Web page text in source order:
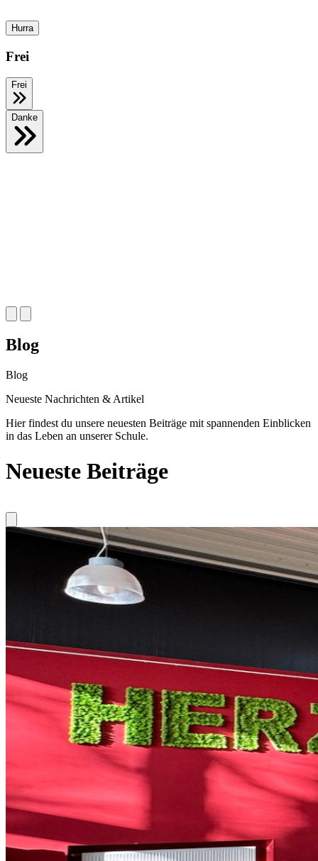
Hurra
Frei
Frei
Danke
Blog
Blog
Neueste Nachrichten & Artikel
Hier findest du unsere neuesten Beiträge mit spannenden Einblicken
in das Leben an unserer Schule.
Neueste Beiträge